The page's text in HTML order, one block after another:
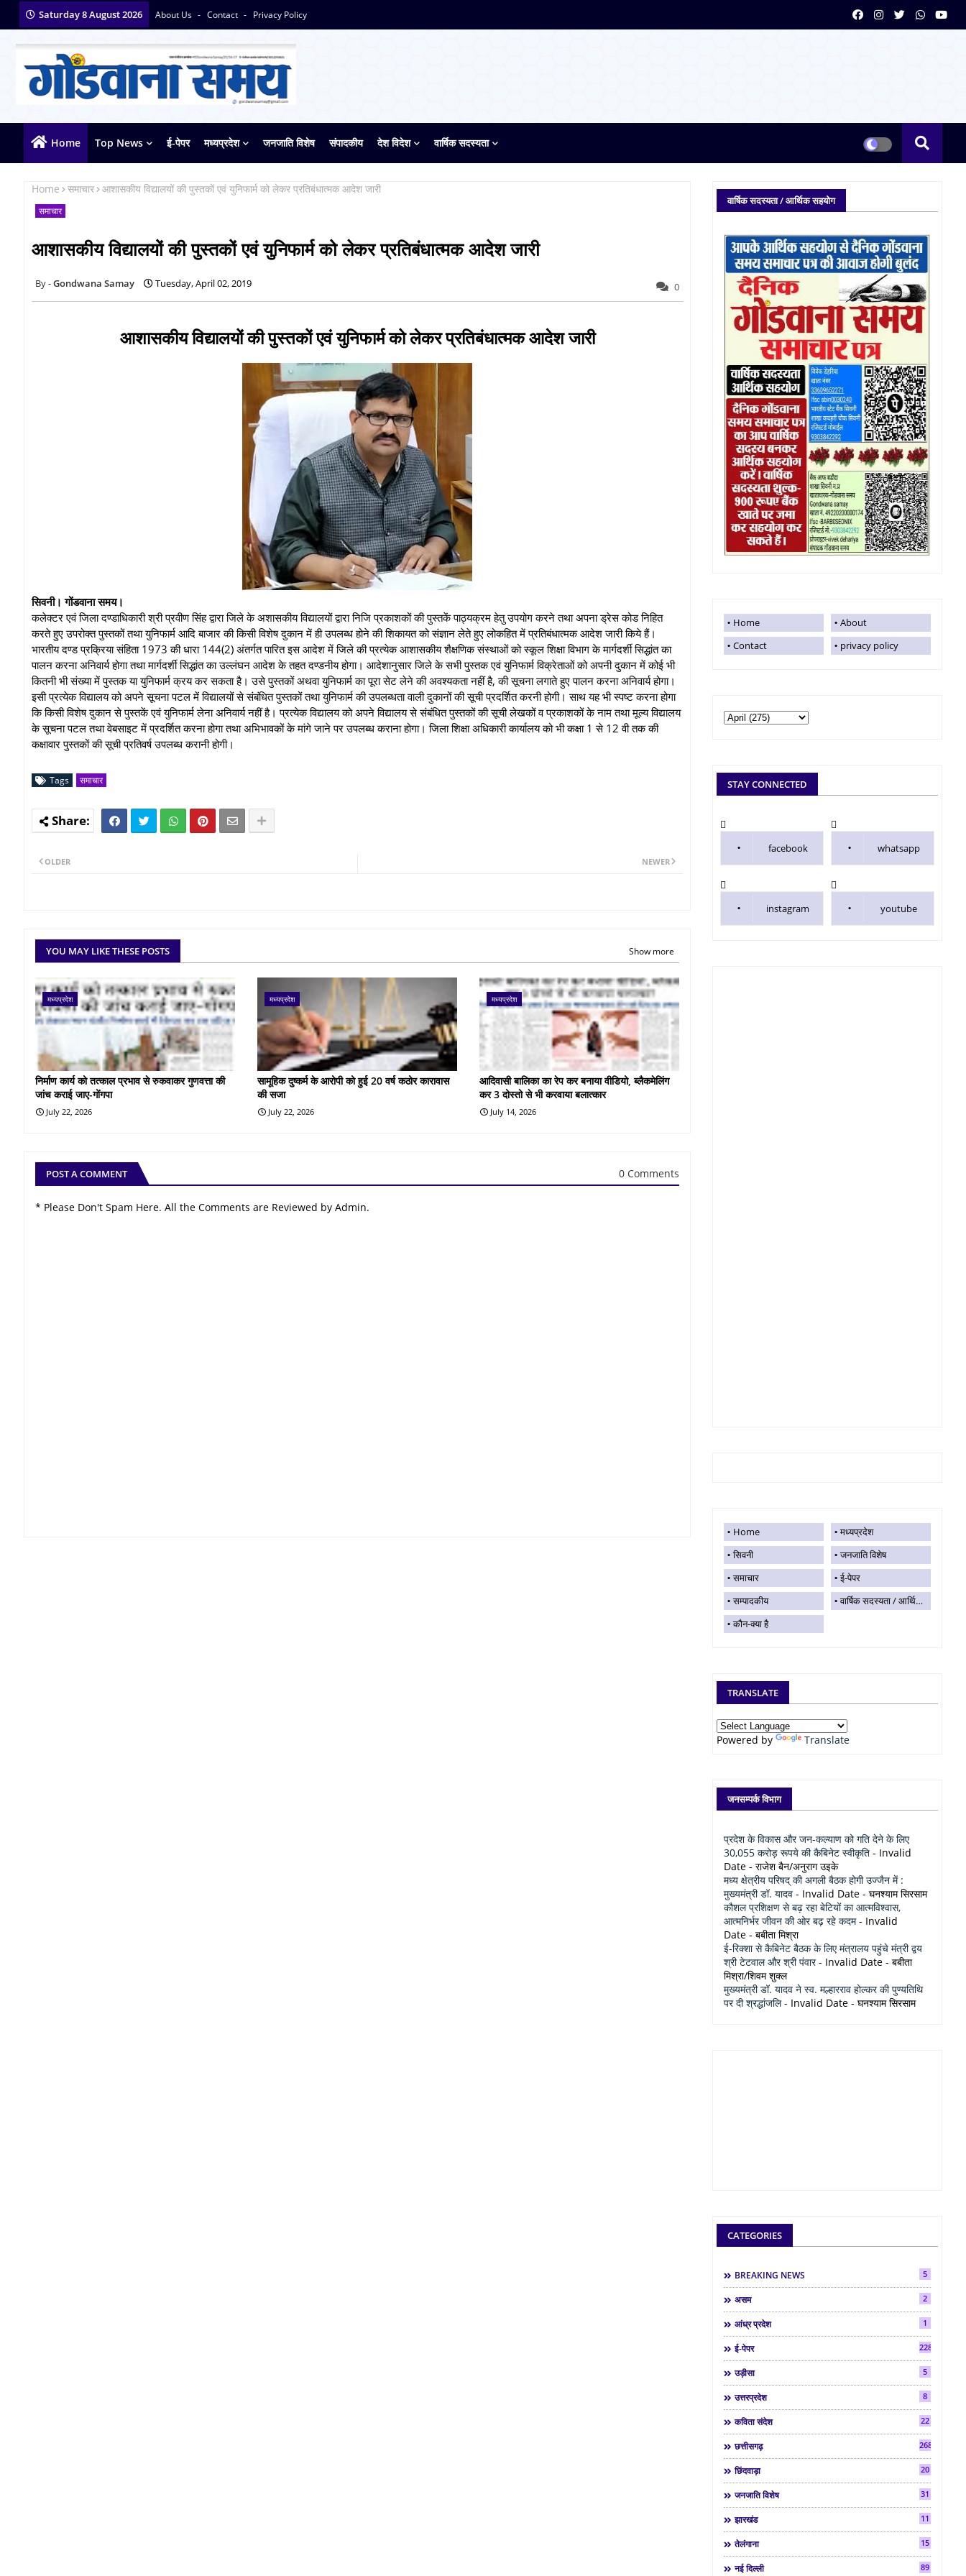
Saturday 8 August 2026 About Us Contact Privacy Policy
Home Top News ई-पेपर मध्यप्रदेश जनजाति विशेष संपादकीय देश विदेश वार्षिक सदस्यता
Home समाचार आशासकीय विद्यालयों की पुस्तकों एवं युनिफार्म को लेकर प्रतिबंधात्मक आदेश जारी
समाचार
आशासकीय विद्यालयों की पुस्तकों एवं युनिफार्म को लेकर प्रतिबंधात्मक आदेश जारी
Gondwana Samay Tuesday, April 02, 2019 0
आशासकीय विद्यालयों की पुस्तकों एवं युनिफार्म को लेकर प्रतिबंधात्मक आदेश जारी
सिवनी। गोंडवाना समय।
कलेक्टर एवं जिला दण्डाधिकारी श्री प्रवीण सिंह द्वारा जिले के अशासकीय विद्यालयों द्वारा निजि प्रकाशकों की पुस्तकें पाठ्यक्रम हेतु उपयोग करने तथा अपना ड्रेस कोड निहित
करते हुए उपरोक्त पुस्तकों तथा युनिफार्म आदि बाजार की किसी विशेष दुकान में ही उपलब्ध होने की शिकायत को संज्ञान लेते हुए लोकहित में प्रतिबंधात्मक आदेश जारी किये हैं।
भारतीय दण्ड प्रक्रिया संहिता 1973 की धारा 144(2) अंतर्गत पारित इस आदेश में जिले की प्रत्येक आशासकीय शैक्षणिक संस्थाओं को स्कूल शिक्षा विभाग के मार्गदर्शी सिद्धांत का
पालन करना अनिवार्य होगा तथा मार्गदर्शी सिद्धांत का उल्लंघन आदेश के तहत दण्डनीय होगा। आदेशानुसार जिले के सभी पुस्तक एवं युनिफार्म विक्रेताओं को अपनी दुकान में कोई भी
कितनी भी संख्या में पुस्तक या युनिफार्म क्रय कर सकता है। उसे पुस्तकों अथवा युनिफार्म का पूरा सेट लेने की अवश्यकता नहीं है, की सूचना लगाते हुए पालन करना अनिवार्य होगा।
इसी प्रत्येक विद्यालय को अपने सूचना पटल में विद्यालयों से संबंधित पुस्तकों तथा युनिफार्म की उपलब्धता वाली दुकानों की सूची प्रदर्शित करनी होगी। साथ यह भी स्पष्ट करना होगा
कि किसी विशेष दुकान से पुस्तकें एवं युनिफार्म लेना अनिवार्य नहीं है। प्रत्येक विद्यालय को अपने विद्यालय से संबंधित पुस्तकों की सूची लेखकों व प्रकाशकों के नाम तथा मूल्य विद्यालय
के सूचना पटल तथा वेबसाइट में प्रदर्शित करना होगा तथा अभिभावकों के मांगे जाने पर उपलब्ध कराना होगा। जिला शिक्षा अधिकारी कार्यालय को भी कक्षा 1 से 12 वी तक की
कक्षावार पुस्तकों की सूची प्रतिवर्ष उपलब्ध करानी होगी।
Tags समाचार
NEWER
OLDER
YOU MAY LIKE THESE POSTS Show more
मध्यप्रदेश
निर्माण कार्य को तत्काल प्रभाव से रुकवाकर गुणवत्ता की
जांच कराई जाए-गोंगपा
July 22, 2026
मध्यप्रदेश
सामूहिक दुष्कर्म के आरोपी को हुई 20 वर्ष कठोर कारावास
की सजा
July 22, 2026
मध्यप्रदेश
आदिवासी बालिका का रेप कर बनाया वीडियो, ब्लैकमेलिंग
कर 3 दोस्तो से भी करवाया बलात्कार
July 14, 2026
POST A COMMENT 0 Comments
* Please Don't Spam Here. All the Comments are Reviewed by Admin.
वार्षिक सदस्यता / आर्थिक सहयोग
Home
About
Contact
privacy policy
STAY CONNECTED
facebook whatsapp
instagram youtube
Home
मध्यप्रदेश
सिवनी
जनजाति विशेष
समाचार
ई-पेपर
सम्पादकीय
वार्षिक सदस्यता / आर्थिक सहयोग
कौन-क्या है
TRANSLATE
Powered by Translate
जनसम्पर्क विभाग
प्रदेश के विकास और जन-कल्याण को गति देने के लिए
30,055 करोड़ रूपये की कैबिनेट स्वीकृति - Invalid
Date - राजेश बैन/अनुराग उइके
मध्य क्षेत्रीय परिषद् की अगली बैठक होगी उज्जैन में :
मुख्यमंत्री डॉ. यादव - Invalid Date - घनश्याम सिरसाम
कौशल प्रशिक्षण से बढ़ रहा बेटियों का आत्मविश्वास,
आत्मनिर्भर जीवन की ओर बढ़ रहे कदम- Invalid
Date - बबीता मिश्रा
ई-रिक्शा से कैबिनेट बैठक के लिए मंत्रालय पहुंचे मंत्री द्वय
श्री टेटवाल और श्री पंवार- Invalid Date - बबीता
मिश्रा/शिवम शुक्ल
मुख्यमंत्री डॉ. यादव ने स्व. मल्हारराव होल्कर की पुण्यतिथि
पर दी श्रद्धांजलि- Invalid Date - घनश्याम सिरसाम
CATEGORIES
BREAKING NEWS 5
असम 2
आंध्र प्रदेश 1
ई-पेपर 2286
उड़ीसा 5
उत्तरप्रदेश 8
कविता संदेश 22
छत्तीसगढ़ 268
छिंदवाड़ा 20
जनजाति विशेष 31
झारखंड 11
तेलंगाना 15
नई दिल्ली 89